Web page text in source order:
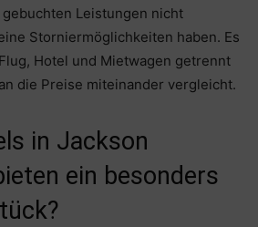
Leistungen nicht
Storniermöglichkeiten haben. Es
Hotel und Mietwagen getrennt
die Preise miteinander vergleicht.
in Jackson
ein besonders